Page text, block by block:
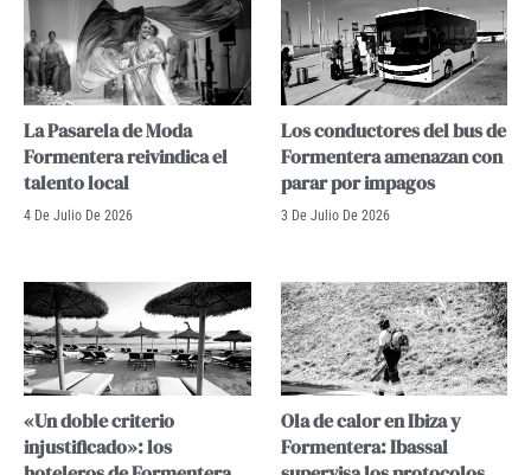
La Pasarela de Moda
Formentera reivindica el
talento local
4 De Julio De 2026
Los conductores del bus de
Formentera amenazan con
parar por impagos
3 De Julio De 2026
«Un doble criterio
injustificado»: los
Ola de calor en Ibiza y
Formentera: Ibassal